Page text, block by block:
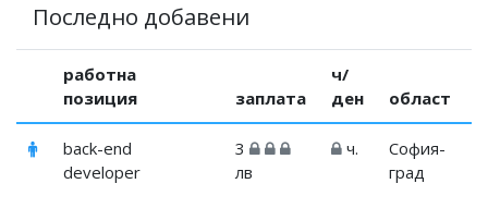
Последно добавени
работна
позиция
заплата
ч/
ден
област
back-end
developer
3
лв
ч.
София-
град